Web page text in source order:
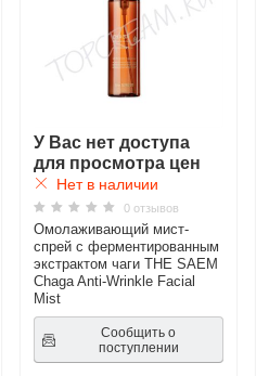
У Вас нет доступа
для просмотра цен
Нет в наличии
0 отзывов
Омолаживающий мист-
спрей с ферментированным
экстрактом чаги THE SAEM
Chaga Anti-Wrinkle Facial
Mist
Сообщить о
поступлении